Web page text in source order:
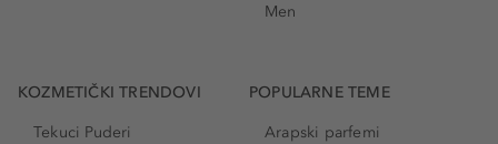
Men
KOZMETIČKI TRENDOVI
Tekuci Puderi
POPULARNE TEME
Arapski parfemi